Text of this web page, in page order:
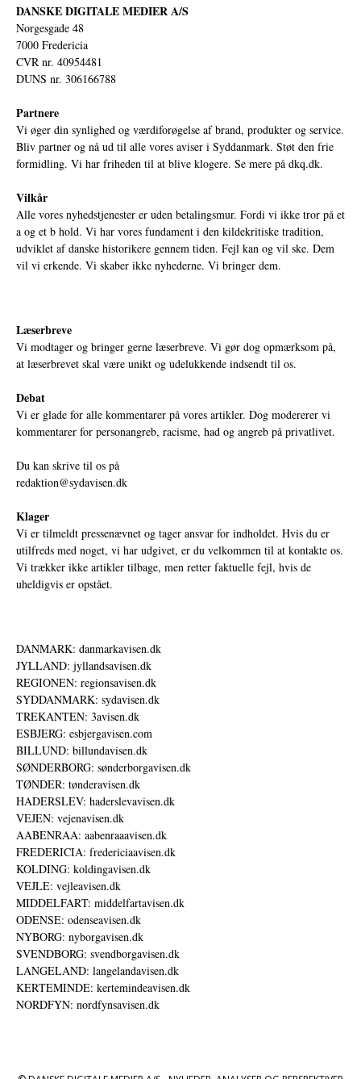
DANSKE DIGITALE MEDIER A/S
Norgesgade 48
7000 Fredericia
CVR nr. 40954481
DUNS nr. 306166788
Partnere
Vi øger din synlighed og værdiforøgelse af brand, produkter og service.
Bliv partner og nå ud til alle vores aviser i Syddanmark. Støt den frie
formidling. Vi har friheden til at blive klogere. Se mere på dkq.dk.
Vilkår
Alle vores nyhedstjenester er uden betalingsmur. Fordi vi ikke tror på et
a og et b hold. Vi har vores fundament i den kildekritiske tradition,
udviklet af danske historikere gennem tiden. Fejl kan og vil ske. Dem
vil vi erkende. Vi skaber ikke nyhederne. Vi bringer dem.
Læserbreve
Vi modtager og bringer gerne læserbreve. Vi gør dog opmærksom på,
at læserbrevet skal være unikt og udelukkende indsendt til os.
Debat
Vi er glade for alle kommentarer på vores artikler. Dog modererer vi
kommentarer for personangreb, racisme, had og angreb på privatlivet.
Du kan skrive til os på
redaktion@sydavisen.dk
Klager
Vi er tilmeldt pressenævnet og tager ansvar for indholdet. Hvis du er
utilfreds med noget, vi har udgivet, er du velkommen til at kontakte os.
Vi trækker ikke artikler tilbage, men retter faktuelle fejl, hvis de
uheldigvis er opstået.
DANMARK: danmarkavisen.dk
JYLLAND: jyllandsavisen.dk
REGIONEN: regionsavisen.dk
SYDDANMARK: sydavisen.dk
TREKANTEN: 3avisen.dk
ESBJERG: esbjergavisen.com
BILLUND: billundavisen.dk
SØNDERBORG: sønderborgavisen.dk
TØNDER: tønderavisen.dk
HADERSLEV: haderslevavisen.dk
VEJEN: vejenavisen.dk
AABENRAA: aabenraaavisen.dk
FREDERICIA: fredericiaavisen.dk
KOLDING: koldingavisen.dk
VEJLE: vejleavisen.dk
MIDDELFART: middelfartavisen.dk
ODENSE: odenseavisen.dk
NYBORG: nyborgavisen.dk
SVENDBORG: svendborgavisen.dk
LANGELAND: langelandavisen.dk
KERTEMINDE: kertemindeavisen.dk
NORDFYN: nordfynsavisen.dk